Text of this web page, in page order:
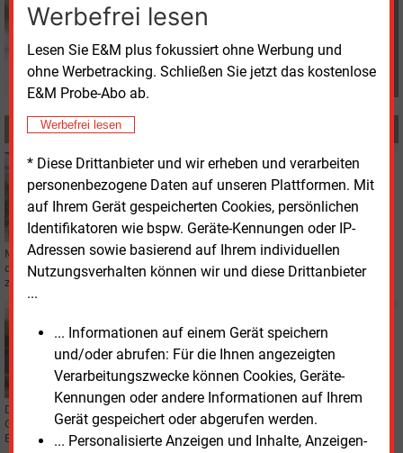
Werbefrei lesen
Lesen Sie E&M plus fokussiert ohne Werbung und
ohne Werbetracking. Schließen Sie jetzt das kostenlose
E&M Probe-Abo ab.
Werbefrei lesen
* Diese Drittanbieter und wir erheben und verarbeiten
personenbezogene Daten auf unseren Plattformen. Mit
auf Ihrem Gerät gespeicherten Cookies, persönlichen
Identifikatoren wie bspw. Geräte-Kennungen oder IP-
Adressen sowie basierend auf Ihrem individuellen
Nutzungsverhalten können wir und diese Drittanbieter
...
... Informationen auf einem Gerät speichern
und/oder abrufen: Für die Ihnen angezeigten
Verarbeitungszwecke können Cookies, Geräte-
Kennungen oder andere Informationen auf Ihrem
Gerät gespeichert oder abgerufen werden.
... Personalisierte Anzeigen und Inhalte, Anzeigen-
Mittwoch, 2.07.2025, 09:03
BILANZ
Württembergisches Stadtwerk spricht von
sparsamen Kunden
Mit rund 4,4 Millionen Euro Überschuss hat das Stadtwerk Tauberfranken
das Geschäftsjahr 2024 abgeschlossen. Das ist zwar weniger als im Jahr
zuvor, aber fast so viel, wie vorhergesagt.
PERSONALIE
Tauberfranken geht zu Alleingeschäftsführung über
Die Stadtwerke Tauberfranken verlieren ihren langjährigen technischen
Geschäftsführer. Norbert Schön scheidet aus gesundheitlichen Gründen
Ende des Jahres 2024 aus.